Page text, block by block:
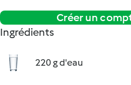
Créer un
Ingrédients
220 g d'eau